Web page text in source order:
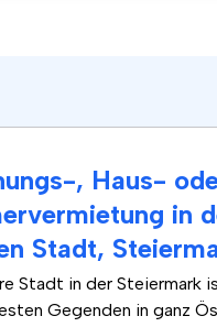
, Haus-
in
Stadt,
Stadt in der Steiermark
Gegenden in ganz